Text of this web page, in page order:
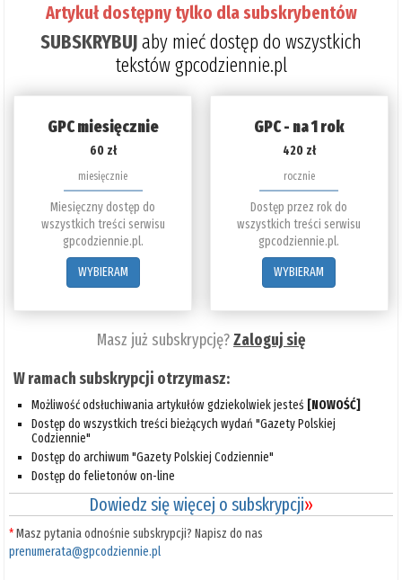
Artykuł dostępny tylko dla subskrybentów
SUBSKRYBUJaby mieć dostęp do wszystkich
tekstów gpcodziennie.pl
GPC miesięcznie
60 zł
miesięcznie
Miesięczny dostęp do
wszystkich treści serwisu
gpcodziennie.pl.
WYBIERAM
GPC - na 1 rok
420 zł
rocznie
Dostęp przez rok do
wszystkich treści serwisu
gpcodziennie.pl.
WYBIERAM
Masz już subskrypcję?Zaloguj się
W ramach subskrypcji otrzymasz:
Możliwość odsłuchiwania artykułów gdziekolwiek jesteś [NOWOŚĆ]
Dostęp do wszystkich treści bieżących wydań "Gazety Polskiej
Codziennie"
Dostęp do archiwum "Gazety Polskiej Codziennie"
Dostęp do felietonów on-line
Dowiedz się więcej o subskrypcji»
*Masz pytania odnośnie subskrypcji? Napisz do nas
prenumerata@gpcodziennie.pl